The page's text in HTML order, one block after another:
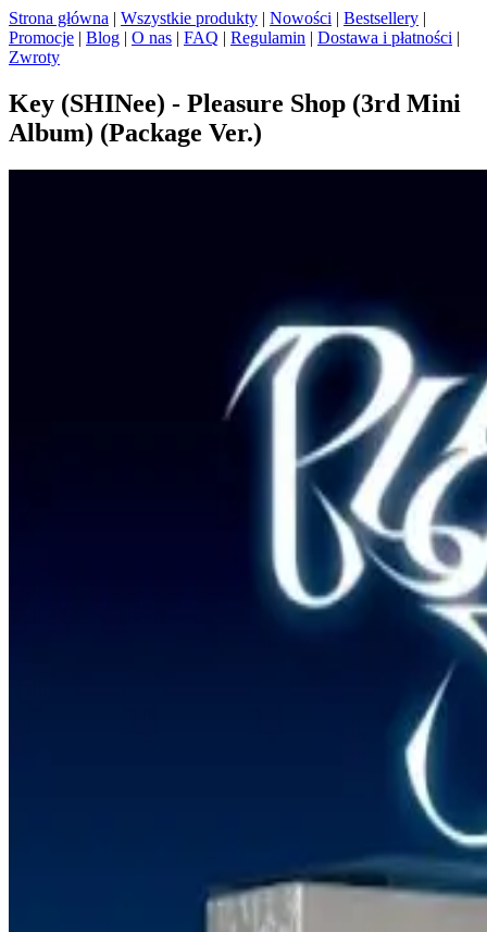
Strona główna | Wszystkie produkty | Nowości | Bestsellery |
Promocje | Blog | O nas | FAQ | Regulamin | Dostawa i płatności |
Zwroty
Key (SHINee) - Pleasure Shop (3rd Mini
Album) (Package Ver.)